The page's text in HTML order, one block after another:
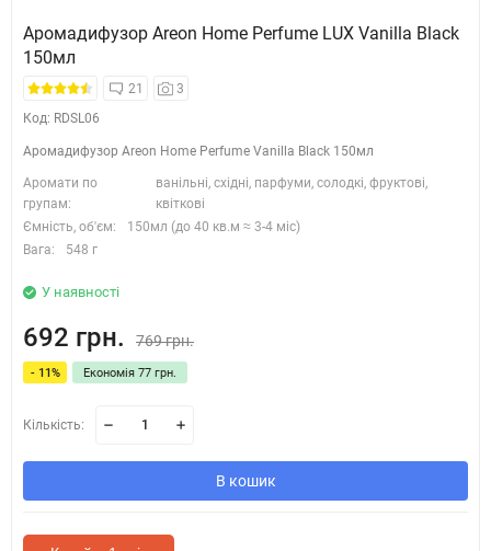
Аромадифузор Areon Home Perfume LUX Vanilla Black
150мл
21
3
Код: RDSL06
Аромадифузор Areon Home Perfume Vanilla Black 150мл
Аромати по
групам:
ванільні, східні, парфуми, солодкі, фруктові,
квіткові
Ємність, об'єм:
150мл (до 40 кв.м ≈ 3-4 міс)
Вага:
548 г
У наявності
692 грн. 769 грн.
- 11% Економія 77 грн.
Кількість:
В кошик